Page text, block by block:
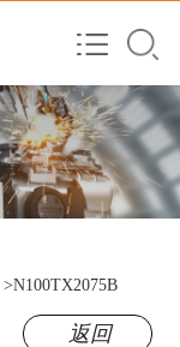
>N100TX2075B
返回